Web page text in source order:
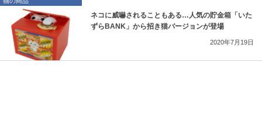
ネコに威嚇されることもある…人気の貯金箱「いた
ずらBANK」から招き猫バージョンが登場
2020年7月19日